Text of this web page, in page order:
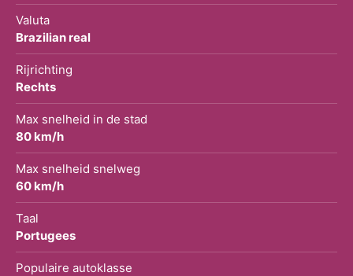
Valuta
Brazilian real
Rijrichting
Rechts
Max snelheid in de stad
80 km/h
Max snelheid snelweg
60 km/h
Taal
Portugees
Populaire autoklasse